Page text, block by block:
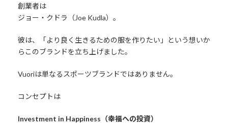
創業者は
ジョー・クドラ（Joe Kudla）。
彼は、「より良く生きるための服を作りたい」という想いか
らこのブランドを立ち上げました。
Vuoriは単なるスポーツブランドではありません。
コンセプトは
Investment in Happiness（幸福への投資）